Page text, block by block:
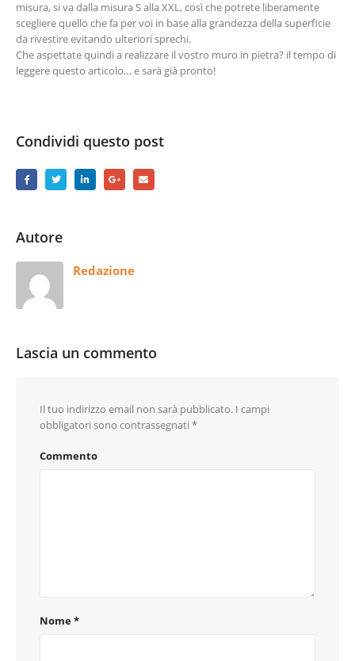
misura, si va dalla misura S alla XXL, così che potrete liberamente
scegliere quello che fa per voi in base alla grandezza della superficie
da rivestire evitando ulteriori sprechi.
Che aspettate quindi a realizzare il vostro muro in pietra? il tempo di
leggere questo articolo… e sarà già pronto!
Condividi questo post
Autore
Redazione
Lascia un commento
Il tuo indirizzo email non sarà pubblicato. I campi
obbligatori sono contrassegnati *
Commento
Nome*